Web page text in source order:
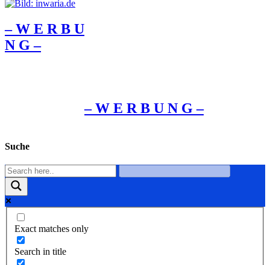
– W Ε R Β U
Ν G –
– W Ε R Β U Ν G –
Suche
Exact matches only
Search in title